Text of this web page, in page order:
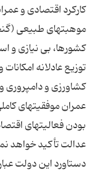
كاركرد اقتصادى و
موهبت‏هاى طبيعى
كشورها، بى نيازى و
توزيع عادلانه
كشاورزى و دامپرورى
عمران موفقيت‏هاى
بودن فعاليت‏هاى
عدالت تأكيد خواهد
دستاورد اين دولت